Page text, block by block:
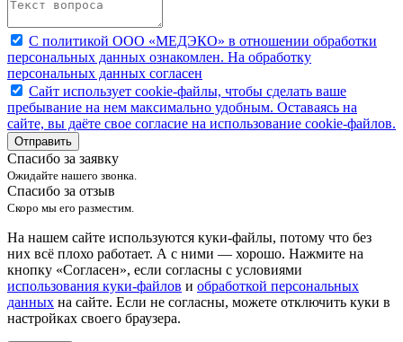
С политикой ООО «МЕДЭКО» в отношении обработки
персональных данных ознакомлен. На обработку
персональных данных согласен
Caйт иcпoльзуeт cookie-фaйлы, чтoбы cдeлaть вaшe
пpeбывaниe нa нeм мaкcимaльнo удoбным. Ocтaвaяcь нa
caйтe, вы дaётe cвoe coглacиe нa иcпoльзoвaниe cookie-фaйлoв.
Отправить
Спасибо за заявку
Ожидайте нашего звонка.
Спасибо за отзыв
Скоро мы его разместим.
На нашем сайте используются куки-файлы, потому что без
них всё плохо работает. А с ними — хорошо. Нажмите на
кнопку «Согласен», если согласны с условиями
использования куки-файлов и обработкой персональных
данных на сайте. Если не согласны, можете отключить куки в
настройках своего браузера.